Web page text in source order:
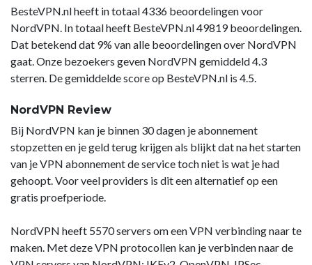
BesteVPN.nl heeft in totaal 4336 beoordelingen voor
NordVPN. In totaal heeft BesteVPN.nl 49819 beoordelingen.
Dat betekend dat 9% van alle beoordelingen over NordVPN
gaat. Onze bezoekers geven NordVPN gemiddeld 4.3
sterren. De gemiddelde score op BesteVPN.nl is 4.5.
NordVPN Review
Bij NordVPN kan je binnen 30 dagen je abonnement
stopzetten en je geld terug krijgen als blijkt dat na het starten
van je VPN abonnement de service toch niet is wat je had
gehoopt. Voor veel providers is dit een alternatief op een
gratis proefperiode.
NordVPN heeft 5570 servers om een VPN verbinding naar te
maken. Met deze VPN protocollen kan je verbinden naar de